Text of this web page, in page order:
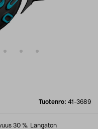
Tuotenro: 41-3689
30 %. Langaton